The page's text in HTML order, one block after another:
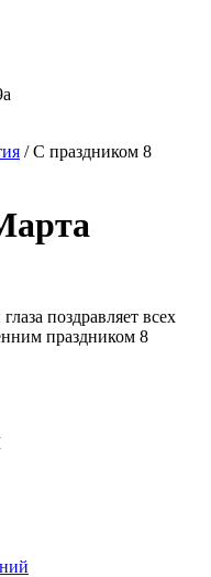
/С праздником 8
поздравляет всех
праздником 8